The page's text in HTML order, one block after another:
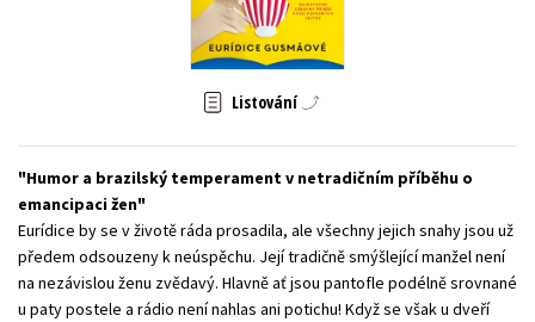
Zahraniční literatura
Všechny tituly
Listování
Humor a brazilský temperament v netradičním příběhu o
emancipaci žen
Eurídice by se v životě ráda prosadila, ale všechny jejich snahy jsou už
předem odsouzeny k neúspěchu. Její tradičně smýšlející manžel není
na nezávislou ženu zvědavý. Hlavně ať jsou pantofle podélně srovnané
u paty postele a rádio není nahlas ani potichu! Když se však u dveří